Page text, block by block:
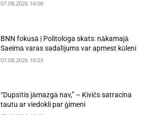
07.08.2026 16:08
BNN fokusā | Politologa skats: nākamajā
Saeimā varas sadalījums var apmest kūleni
07.08.2026 16:03
“Dupsītis jāmazgā nav,” – Kivičs satracina
tautu ar viedokli par ģimeni